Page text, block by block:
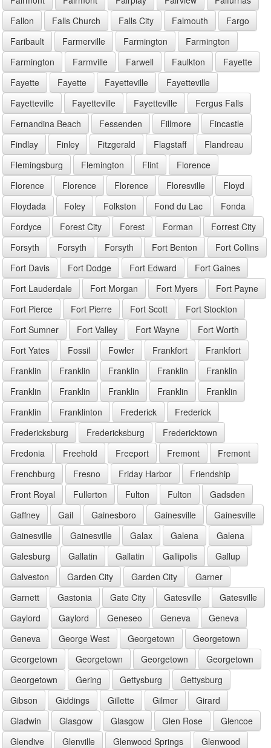
Fallon
Falls Church Falls City Falmouth
Fargo
Faribault
Farmerville Farmington
Farmington
Farmington
Farmville Farwell Faulkton
Fayette
Fayette
Fayette Fayetteville
Fayetteville
Fayetteville
Fayetteville Fayetteville
Fergus Falls
Fernandina Beach
Fessenden Fillmore
Fincastle
Findlay
Finley Fitzgerald Flagstaff
Flandreau
Flemingsburg
Flemington Flint
Florence
Florence
Florence Florence Floresville
Floyd
Floydada
Foley Folkston Fond du Lac
Fonda
Fordyce
Forest City Forest Forman
Forrest City
Forsyth
Forsyth Forsyth Fort Benton
Fort Collins
Fort Davis
Fort Dodge Fort Edward
Fort Gaines
Fort Lauderdale
Fort Morgan Fort Myers
Fort Payne
Fort Pierce
Fort Pierre Fort Scott
Fort Stockton
Fort Sumner
Fort Valley Fort Wayne
Fort Worth
Fort Yates
Fossil Fowler Frankfort
Frankfort
Franklin
Franklin Franklin Franklin
Franklin
Franklin
Franklin Franklin Franklin
Franklin
Franklin
Franklinton Frederick
Frederick
Fredericksburg
Fredericksburg
Fredericktown
Fredonia
Freehold Freeport Fremont
Fremont
Frenchburg
Fresno Friday Harbor
Friendship
Front Royal
Fullerton Fulton Fulton
Gadsden
Gaffney
Gail Gainesboro Gainesville
Gainesville
Gainesville
Gainesville Galax Galena
Galena
Galesburg
Gallatin Gallatin Gallipolis
Gallup
Galveston
Garden City Garden City
Garner
Garnett
Gastonia Gate City Gatesville
Gatesville
Gaylord
Gaylord Geneseo Geneva
Geneva
Geneva
George West Georgetown
Georgetown
Georgetown
Georgetown Georgetown
Georgetown
Georgetown
Gering Gettysburg
Gettysburg
Gibson
Giddings Gillette Gilmer
Girard
Gladwin
Glasgow Glasgow Glen Rose
Glencoe
Glendive
Glenville Glenwood Springs
Glenwood